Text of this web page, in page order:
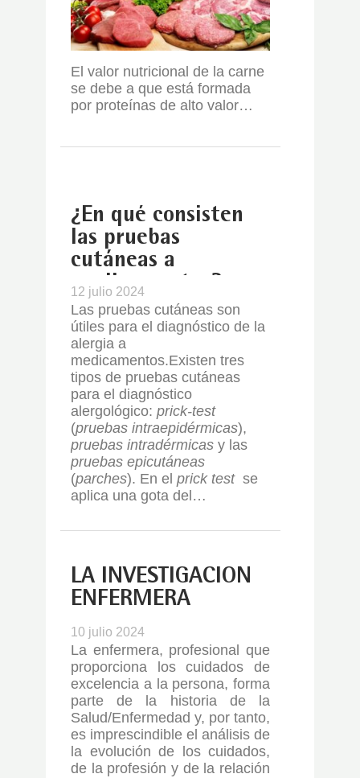
El valor nutricional de la carne
se debe a que está formada
por proteínas de alto valor…
¿En qué consisten
las pruebas
cutáneas a
medicamentos?
12 julio 2024
Las pruebas cutáneas son
útiles para el diagnóstico de la
alergia a
medicamentos.Existen tres
tipos de pruebas cutáneas
para el diagnóstico
alergológico: prick-test
(pruebas intraepidérmicas),
pruebas intradérmicas y las
pruebas epicutáneas
(parches). En el prick testse
aplica una gota del…
LA INVESTIGACIÓN
ENFERMERA
10 julio 2024
La enfermera, profesional que
proporciona los cuidados de
excelencia a la persona, forma
parte de la historia de la
Salud/Enfermedad y, por tanto,
es imprescindible el análisis de
la evolución de los cuidados,
de la profesión y de la relación